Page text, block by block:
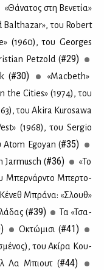
«Θά­να­τος στη Βε­νε­τία»
Balthazar», του Robert
(1960), του Georges
Petzold (#29)
(#30)
«Macbeth»
the Cities» (1974), του
του Akira Kurosawa
(1968), του Sergio
Atom Egoyan (#35)
Jarmusch (#36)
«To
Μπερ­νάρ­ντο Μπερ­το­
Κέ­νεθ Μπρά­να: «Σλουθ»
(#39)
Τα «Τσα­
Οκτώ­μι­σι (#41)
του Aκί­ρα Κου­
Λα Μπιουτ (#44)